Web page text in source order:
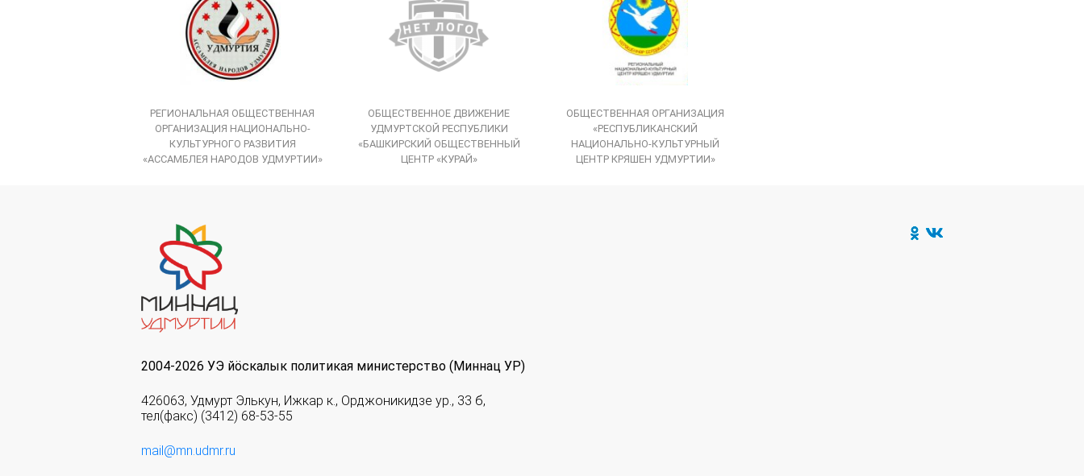
РЕГИОНАЛЬНАЯ ОБЩЕСТВЕННАЯ
ОРГАНИЗАЦИЯ НАЦИОНАЛЬНО-
КУЛЬТУРНОГО РАЗВИТИЯ
«АССАМБЛЕЯ НАРОДОВ УДМУРТИИ»
ОБЩЕСТВЕННОЕ ДВИЖЕНИЕ
УДМУРТСКОЙ РЕСПУБЛИКИ
«БАШКИРСКИЙ ОБЩЕСТВЕННЫЙ
ЦЕНТР «КУРАЙ»
ОБЩЕСТВЕННАЯ ОРГАНИЗАЦИЯ
«РЕСПУБЛИКАНСКИЙ
НАЦИОНАЛЬНО-КУЛЬТУРНЫЙ
ЦЕНТР КРЯШЕН УДМУРТИИ»
2004-2026 УЭ йöскалык политикая министерство (Миннац УР)
426063, Удмурт Элькун, Ижкар к., Орджоникидзе ур., 33 б,
тел(факс) (3412) 68-53-55
mail@mn.udmr.ru